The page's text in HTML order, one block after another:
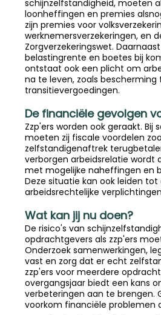
schijnzelfstandigheid, moeten
loonheffingen en premies
zijn premies voor
werknemersverzekeringen, en
Zorgverzekeringswet.
belastingrente en boetes bij
ontstaat ook een plicht om
na te leven, zoals
transitievergoedingen.
De financiële gevolgen
Zzp'ers worden ook geraakt. Bij
moeten zij fiscale voordelen
zelfstandigenaftrek
verborgen arbeidsrelatie wordt
met mogelijke naheffingen en
Deze situatie kan ook leiden
arbeidsrechtelijke
Wat kan jij nu doen?
De risico's van
opdrachtgevers als zzp'ers
Onderzoek samenwerkingen,
vast en zorg dat er echt
zzp'ers voor meerdere
overgangsjaar biedt een kans
verbeteringen aan te brengen.
voorkom financiële problemen